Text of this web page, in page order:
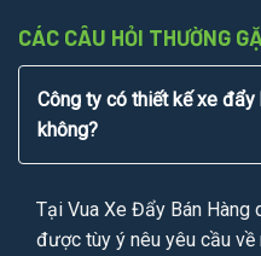
CÁC CÂU HỎI THƯỜNG
Công ty có thiết kế xe đẩy
không?
Tại Vua Xe Đẩy Bán Hàng
được tùy ý nêu yêu cầu về